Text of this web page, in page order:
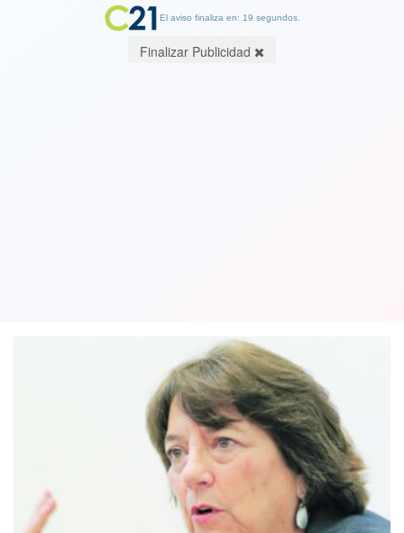
El aviso finaliza en: 19 segundos.
Finalizar Publicidad